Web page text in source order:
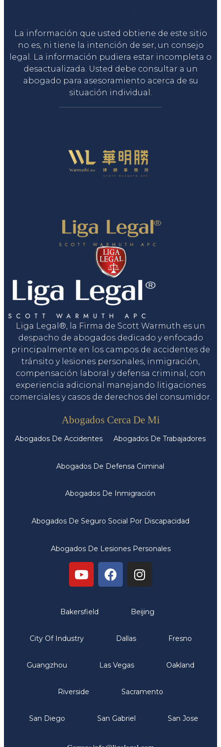
La información que usted obtiene de este sitio
no es, ni tiene la intención de ser, un consejo
legal. La información pudiera estar incompleta o
desactualizada. Usted debe consultar a un
abogado para asesoramiento acerca de su
situación individual.
Liga Legal®, la Firma de Scott Warmuth es un
despacho de abogados dedicado y enfocado
principalmente en los campos de accidentes de
tránsito y lesiones personales, inmigración,
compensación laboral y defensa criminal, con
experiencia adicional manejando litigaciones
comerciales y casos de derechos del consumidor.
Abogados Cerca De Mi
Abogados De Accidentes Abogados De Trabajadores
Abogados De Defensa Criminal
Abogados De Inmigración
Abogados De Seguro Social Por Discapacidad
Abogados De Lesiones Personales
Bakersfield Beijing
City Of Industry Dallas Fresno
Guangzhou Las Vegas Oakland
Riverside Sacramento
San Diego San Gabriel San Jose